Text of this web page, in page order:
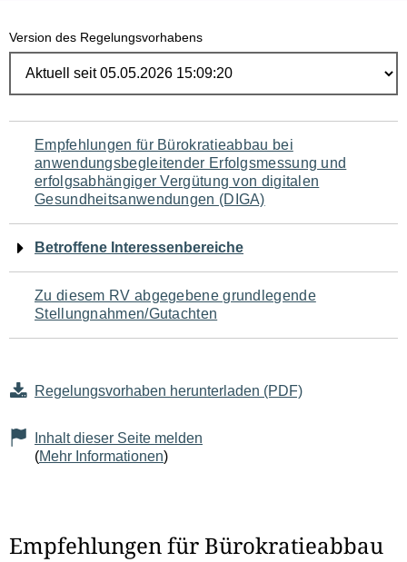
Version des Regelungsvorhabens
Navigation
für
den
Seiteninhalt
Empfehlungen für Bürokratieabbau bei
anwendungsbegleitender Erfolgsmessung und
erfolgsabhängiger Vergütung von digitalen
Gesundheitsanwendungen (DIGA)
Betroffene Interessenbereiche
Zu diesem RV abgegebene grundlegende
Stellungnahmen/Gutachten
Regelungsvorhaben herunterladen (PDF)
Inhalt dieser Seite melden
(Mehr Informationen)
Empfehlungen für Bürokratieabbau